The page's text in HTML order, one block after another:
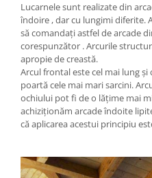
Lucarnele sunt realizate din
îndoire , dar cu lungimi diferite.
să comandați astfel de arcade
corespunzător . Arcurile
apropie de creastă.
Arcul frontal este cel mai lung și
poartă cele mai mari sarcini.
ochiului pot fi de o lățime mai
achiziționăm arcade îndoite
că aplicarea acestui principiu